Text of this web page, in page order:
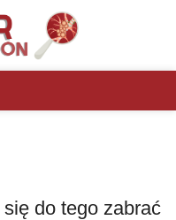
Polska
OD 2016 ROKU DLA OSÓB
ZDROWOTNYMI.
do tego zabrać